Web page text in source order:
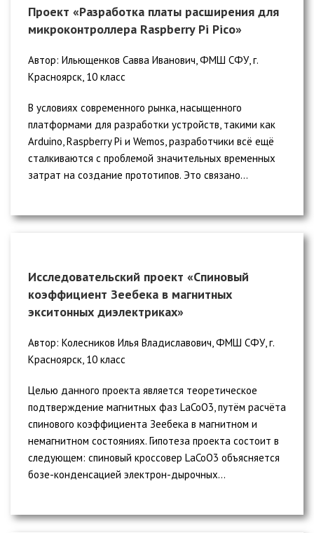
Проект «Разработка платы расширения для
микроконтроллера Raspberry Pi Pico»
Автор: Ильющенков Савва Иванович, ФМШ СФУ, г.
Красноярск, 10 класс
В условиях современного рынка, насыщенного
платформами для разработки устройств, такими как
Arduino, Raspberry Pi и Wemos, разработчики всё ещё
сталкиваются с проблемой значительных временных
затрат на создание прототипов. Это связано...
Исследовательский проект «Спиновый
коэффициент Зеебека в магнитных
экситонных диэлектриках»
Автор: Колесников Илья Владиславович, ФМШ СФУ, г.
Красноярск, 10 класс
Целью данного проекта является теоретическое
подтверждение магнитных фаз LaCoO3, путём расчёта
спинового коэффициента Зеебека в магнитном и
немагнитном состояниях. Гипотеза проекта состоит в
следующем: спиновый кроссовер LaCoO3 объясняется
бозе-конденсацией электрон-дырочных...